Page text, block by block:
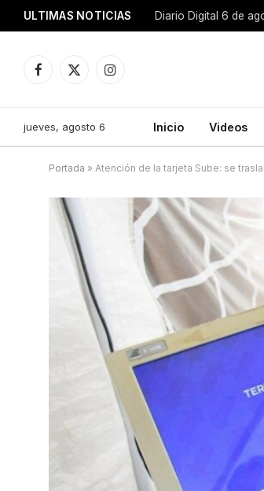
ULTIMAS NOTICIAS Diario Digital 6 de
Facebook
X
Instagram
jueves, agosto 6 Inicio Videos
Portada » Atención de la tarjeta Sube: se